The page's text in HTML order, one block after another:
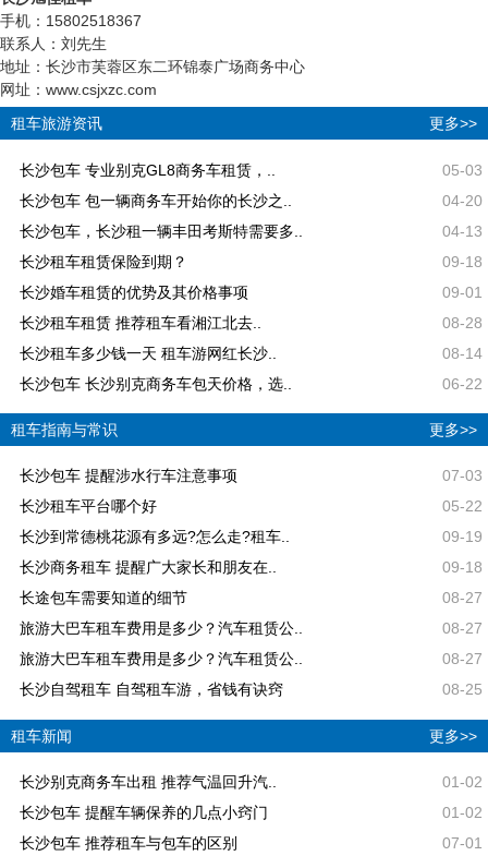
手机：15802518367
联系人：刘先生
地址：长沙市芙蓉区东二环锦泰广场商务中心
网址：www.csjxzc.com
租车旅游资讯
更多>>
长沙包车 专业别克GL8商务车租赁，..
05-03
长沙包车 包一辆商务车开始你的长沙之..
04-20
长沙包车，长沙租一辆丰田考斯特需要多..
04-13
长沙租车租赁保险到期？
09-18
长沙婚车租赁的优势及其价格事项
09-01
长沙租车租赁 推荐租车看湘江北去..
08-28
长沙租车多少钱一天 租车游网红长沙..
08-14
长沙包车 长沙别克商务车包天价格，选..
06-22
租车指南与常识 更多>>
长沙包车 提醒涉水行车注意事项
07-03
长沙租车平台哪个好
05-22
长沙到常德桃花源有多远?怎么走?租车..
09-19
长沙商务租车 提醒广大家长和朋友在..
09-18
长途包车需要知道的细节
08-27
旅游大巴车租车费用是多少？汽车租赁公..
08-27
旅游大巴车租车费用是多少？汽车租赁公..
08-27
长沙自驾租车 自驾租车游，省钱有诀窍
08-25
租车新闻 更多>>
长沙别克商务车出租 推荐气温回升汽..
01-02
长沙包车 提醒车辆保养的几点小窍门
01-02
长沙包车 推荐租车与包车的区别
07-01